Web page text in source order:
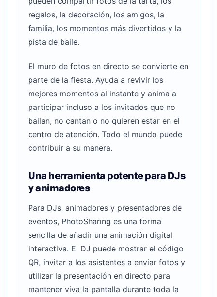
regalos, la decoración, los amigos, la
familia, los momentos más divertidos y la
pista de baile.
El muro de fotos en directo se convierte en
parte de la fiesta. Ayuda a revivir los
mejores momentos al instante y anima a
participar incluso a los invitados que no
bailan, no cantan o no quieren estar en el
centro de atención. Todo el mundo puede
contribuir a su manera.
Una herramienta potente para DJs
y animadores
Para DJs, animadores y presentadores de
eventos, PhotoSharing es una forma
sencilla de añadir una animación digital
interactiva. El DJ puede mostrar el código
QR, invitar a los asistentes a enviar fotos y
utilizar la presentación en directo para
mantener viva la pantalla durante toda la